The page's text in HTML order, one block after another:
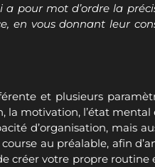
pour mot d’ordre la
en vous donnant leur
et plusieurs
la motivation, l’état mental
d’organisation, mais
au préalable, afin
créer votre propre